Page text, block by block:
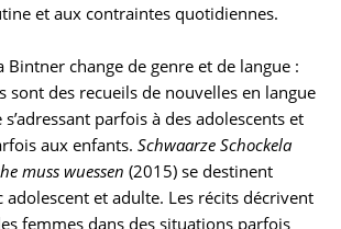
et aux contraintes quotidiennes.
Bintner change de genre et de langue :
sont des recueils de nouvelles en langue
parfois à des adolescents et
aux enfants. Schwaarze Schockela
muss wuessen (2015) se destinent
et adulte. Les récits décrivent
femmes dans des situations parfois